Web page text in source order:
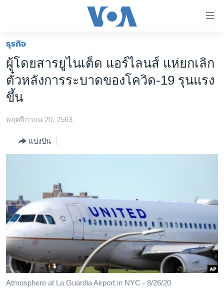
ต่อ
ข้าม
ไป
เนื้อหา
หลัก
ไป
ข้าม
ค้นหา
หน้าหลัก
โลก
เอเชีย
ไทย
ธุรกิจ
ไลฟ์สไตล์
ตรวจสอบข่าว
เรียนรู้ภาษาอังกฤษ
พอดคาสต์
ติดตามเรา
ธุรกิจ
ผู้โดยสารยูไนเต็ด แอร์ไลนส์ แห่ยกเลิก
ตั๋วหลังการระบาดของโควิด-19 รุนแรง
ขึ้น
พฤศจิกายน 20, 2563
แบ่งปัน
Atmosphere at La Guardia Airport in NYC - 8/26/20